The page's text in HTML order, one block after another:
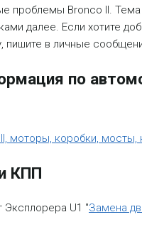
проблемы Bronco II. Тема
далее. Если хотите
пишите в личные
по
моторы, коробки, мосты,
КПП
Эксплорера U1 "Замена